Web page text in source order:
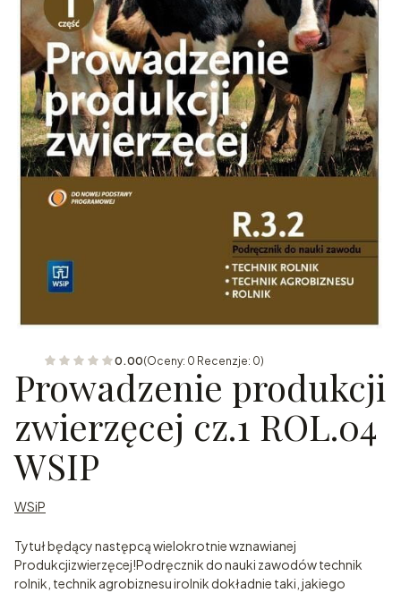
0.00(Oceny: 0 Recenzje: 0)
Prowadzenie produkcji
zwierzęcej cz.1 ROL.04
WSIP
WSiP
Tytuł będący następcą wielokrotnie wznawianej
Produkcjizwierzęcej!Podręcznik do nauki zawodów technik
rolnik, technik agrobiznesu irolnik dokładnie taki, jakiego